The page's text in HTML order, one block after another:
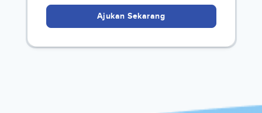
Ajukan Sekarang